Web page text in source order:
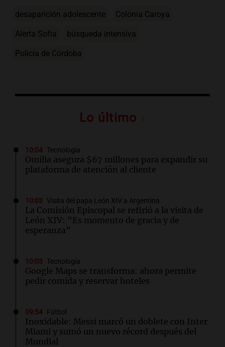
desaparición adolescente Colonia Caroya
Alerta Sofía búsqueda intensiva
Policía de Córdoba
Lo último
10:04 Tecnología
Omilia asegura $67 millones para expandir su
plataforma de atención al cliente
10:03 Visita del papa León XIV a Argentina
La Comisión Episcopal se refirió a la visita de
León XIV: "Es momento de gracia y de
esperanza"
10:03 Tecnología
Google Maps se transforma: ahora permite
pedir comida y reservar hoteles
09:54 Fútbol
Inoxidable: Messi marcó un doblete con Inter
Miami y sumó un nuevo récord después del
Mundial